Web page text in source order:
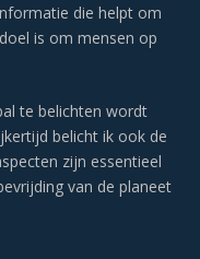
die helpt om
is om mensen op
te belichten wordt
belicht ik ook de
zijn essentieel
van de planeet